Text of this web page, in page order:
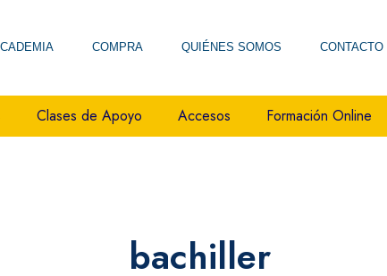
COMPRA QUIÉNES SOMOS CONTACTO
Clases de Apoyo Accesos Formación Online
bachiller